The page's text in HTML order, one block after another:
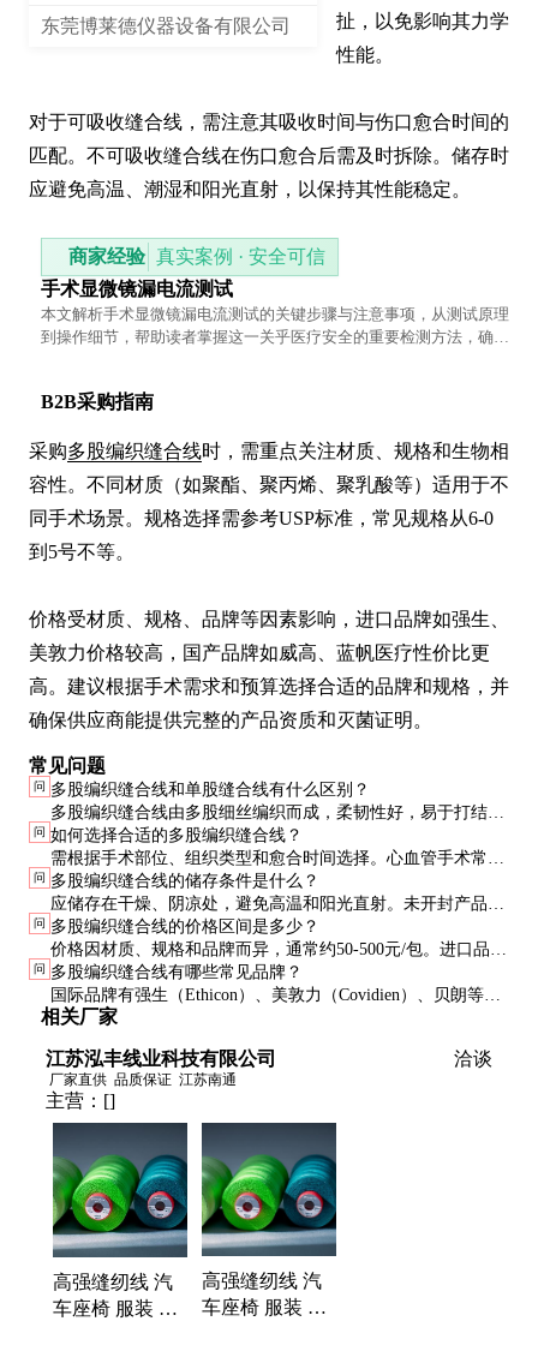
东莞博莱德仪器设备有限公司
扯，以免影响其力学
性能。
对于可吸收缝合线，需注意其吸收时间与伤口愈合时间的
匹配。不可吸收缝合线在伤口愈合后需及时拆除。储存时
应避免高温、潮湿和阳光直射，以保持其性能稳定。
商家经验 真实案例 · 安全可信
手术显微镜漏电流测试
本文解析手术显微镜漏电流测试的关键步骤与注意事项，从测试原理
到操作细节，帮助读者掌握这一关乎医疗安全的重要检测方法，确保
B2B采购指南
采购多股编织缝合线时，需重点关注材质、规格和生物相
容性。不同材质（如聚酯、聚丙烯、聚乳酸等）适用于不
同手术场景。规格选择需参考USP标准，常见规格从6-0
到5号不等。
价格受材质、规格、品牌等因素影响，进口品牌如强生、
美敦力价格较高，国产品牌如威高、蓝帆医疗性价比更
高。建议根据手术需求和预算选择合适的品牌和规格，并
确保供应商能提供完整的产品资质和灭菌证明。
常见问题
问 多股编织缝合线和单股缝合线有什么区别？
多股编织缝合线由多股细丝编织而成，柔韧性好，易于打结，
但可能增加感染风险；单股缝合线表面光滑，感染风险低，但
柔韧性较差，打结难度较大。
问 如何选择合适的多股编织缝合线？
需根据手术部位、组织类型和愈合时间选择。心血管手术常用
聚酯缝合线，可吸收手术常用聚乳酸缝合线，感染风险高的部
位建议选用特殊涂层产品。
问 多股编织缝合线的储存条件是什么？
应储存在干燥、阴凉处，避免高温和阳光直射。未开封产品通
常可保存2-3年，开封后需尽快使用，避免污染。
问 多股编织缝合线的价格区间是多少？
价格因材质、规格和品牌而异，通常约50-500元/包。进口品牌
价格较高，国产品牌性价比更好。
问 多股编织缝合线有哪些常见品牌？
国际品牌有强生（Ethicon）、美敦力（Covidien）、贝朗等；
国内品牌有威高、蓝帆医疗、康派特等。选择时需考虑品牌信
相关厂家
江苏泓丰线业科技有限公司 洽谈
厂家直供 品质保证 江苏南通
主营： []
高强缝纫线 汽
车座椅 服装 家
高强缝纫线 汽
车座椅 服装 家